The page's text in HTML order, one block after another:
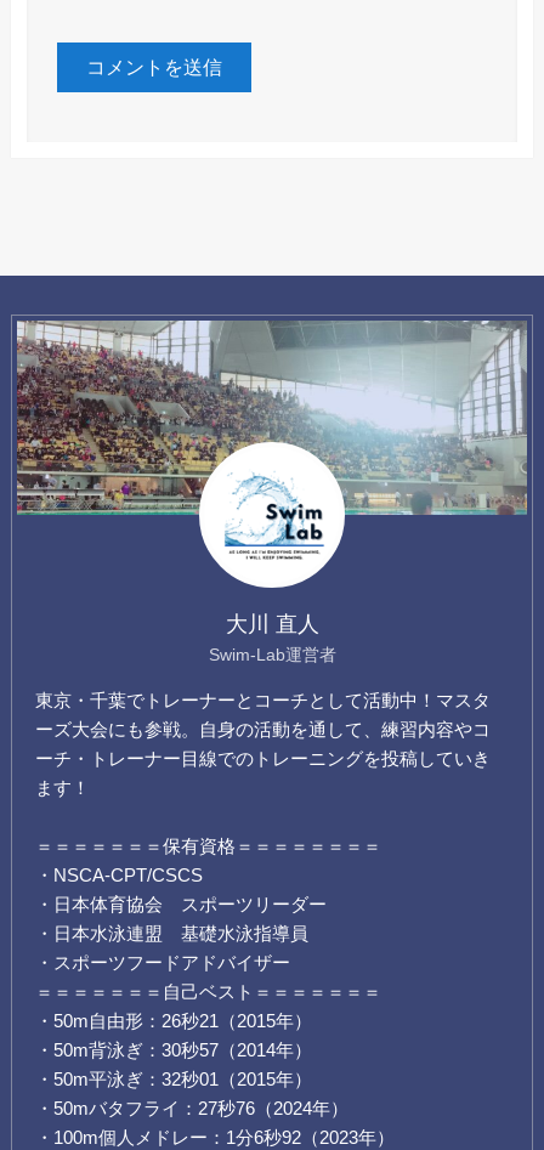
大川 直人
Swim-Lab運営者
東京・千葉でトレーナーとコーチとして活動中！マスタ
ーズ大会にも参戦。自身の活動を通して、練習内容やコ
ーチ・トレーナー目線でのトレーニングを投稿していき
ます！
＝＝＝＝＝＝＝保有資格＝＝＝＝＝＝＝＝
・NSCA-CPT/CSCS
・日本体育協会 スポーツリーダー
・日本水泳連盟 基礎水泳指導員
・スポーツフードアドバイザー
＝＝＝＝＝＝＝自己ベスト＝＝＝＝＝＝＝
・50m自由形：26秒21（2015年）
・50m背泳ぎ：30秒57（2014年）
・50m平泳ぎ：32秒01（2015年）
・50mバタフライ：27秒76（2024年）
・100m個人メドレー：1分6秒92（2023年）